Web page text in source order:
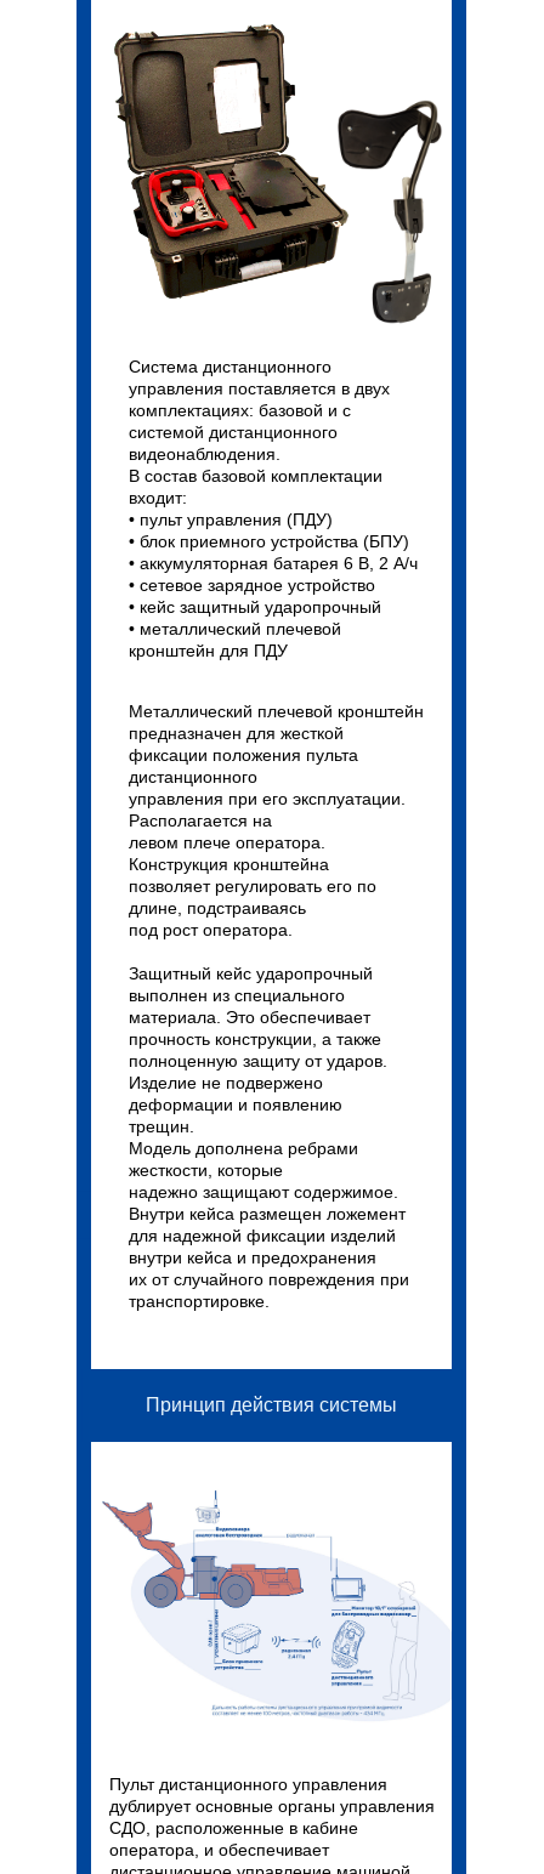
Металлический плечевой кронштейн
предназначен для жесткой
фиксации положения пульта
дистанционного
управления при его эксплуатации.
Располагается на
левом плече оператора.
Конструкция кронштейна
позволяет регулировать его по
длине, подстраиваясь
под рост оператора.
Защитный кейс ударопрочный
выполнен из специального
материала. Это обеспечивает
прочность конструкции, а также
полноценную защиту от ударов.
Изделие не подвержено
деформации и появлению
трещин.
Модель дополнена ребрами
жесткости, которые
надежно защищают содержимое.
Внутри кейса размещен ложемент
для надежной фиксации изделий
внутри кейса и предохранения
их от случайного повреждения при
транспортировке.
Система дистанционного
управления поставляется в двух
комплектациях: базовой и с
системой дистанционного
видеонаблюдения.
В состав базовой комплектации
входит:
• пульт управления (ПДУ)
• блок приемного устройства (БПУ)
• аккумуляторная батарея 6 В, 2 А/ч
• сетевое зарядное устройство
• кейс защитный ударопрочный
• металлический плечевой
кронштейн для ПДУ
Пульт дистанционного управления
дублирует основные органы управления
СДО, расположенные в кабине
оператора, и обеспечивает
Принцип действия системы